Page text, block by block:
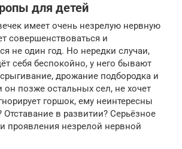
для детей
имеет очень незрелую нервную
совершенствоваться и
не один год. Но нередки случаи,
себя беспокойно, у него бывают
дрожание подбородка и
он позже остальных сел, не хочет
горшок, ему неинтересны
Отставание в развитии? Серьёзное
проявления незрелой нервной